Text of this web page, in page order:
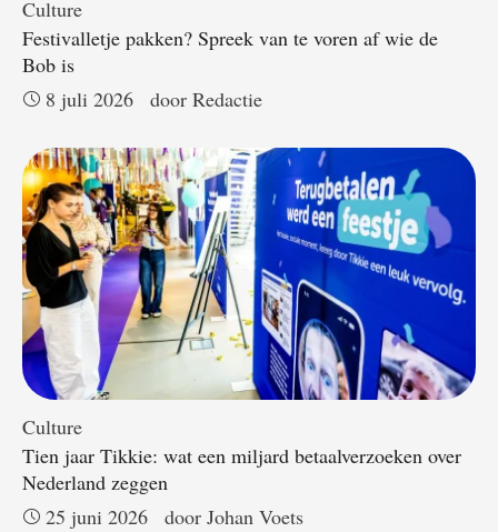
Culture
Festivalletje pakken? Spreek van te voren af wie de
Bob is
8 juli 2026
door Redactie
Culture
Tien jaar Tikkie: wat een miljard betaalverzoeken over
Nederland zeggen
25 juni 2026
door Johan Voets